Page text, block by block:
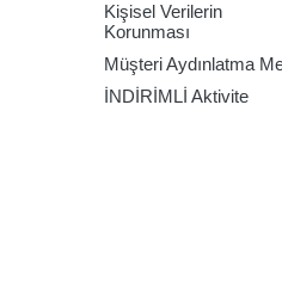
Kişisel Verilerin
Korunması
Müşteri Aydınlatma
İNDİRİMLİ Aktivite